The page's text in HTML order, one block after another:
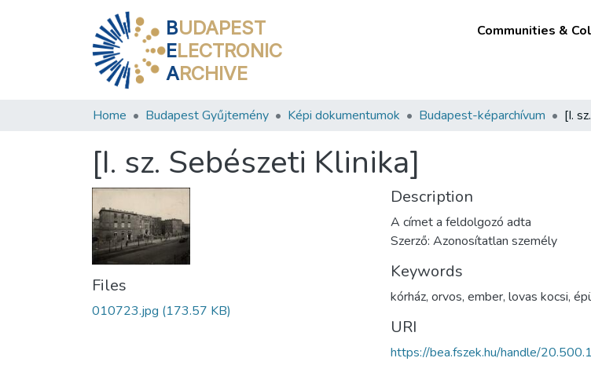
BUDAPEST
ELECTRONIC
ARCHIVE
Communities &
Home Budapest Gyűjtemény Képi dokumentumok Budapest-képarchívum [I.
[I. sz. Sebészeti Klinika]
Files
010723.jpg (173.57 KB)
Description
A címet a feldolgozó adta
Szerző: Azonosítatlan személy
Keywords
kórház, orvos, ember, lovas kocsi,
URI
https://bea.fszek.hu/handle/